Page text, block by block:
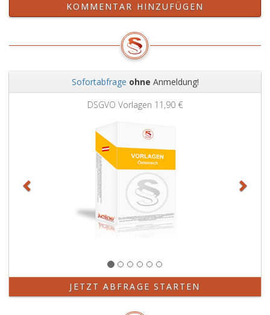
KOMMENTAR HINZUFÜGEN
Sofortabfrage ohne Anmeldung!
DSGVO Vorlagen 11,90 €
JETZT ABFRAGE STARTEN